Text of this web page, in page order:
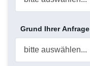
Grund Ihrer Anfrage